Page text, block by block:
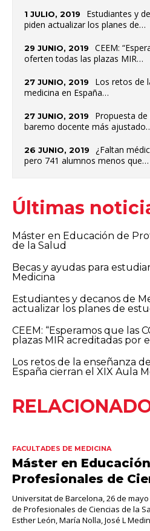
1 JULIO, 2019
Estudiantes y
piden actualizar los planes de…
29 JUNIO, 2019
CEEM:
oferten todas las plazas MIR…
27 JUNIO, 2019
Los retos de
medicina en España…
27 JUNIO, 2019
Propuesta
baremo docente más
26 JUNIO, 2019
¿Faltan
pero 741 alumnos menos que…
Últimas
Máster en Educación de
de la Salud
Becas y ayudas para
Medicina
Estudiantes y decanos de
actualizar los planes de
CEEM: “Esperamos que las
plazas MIR acreditadas por
Los retos de la enseñanza
España cierran el XIX Aula
FACULTADES DE MEDICINA
Máster en
Profesionales de
Universitat de Barcelona, 26 de
de Profesionales de Ciencias de la
Esther León, María Nolla, José L